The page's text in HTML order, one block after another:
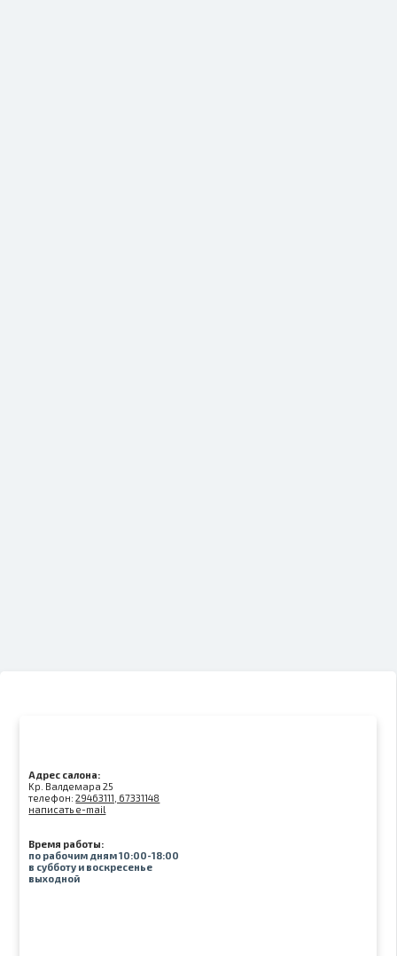
Адрес салона:
Kр. Валдемара 25
телефон:29463111, 67331148
написать e-mail
Время работы:
по рабочим дням 10:00-18:00
в субботу и воскресенье
выходной